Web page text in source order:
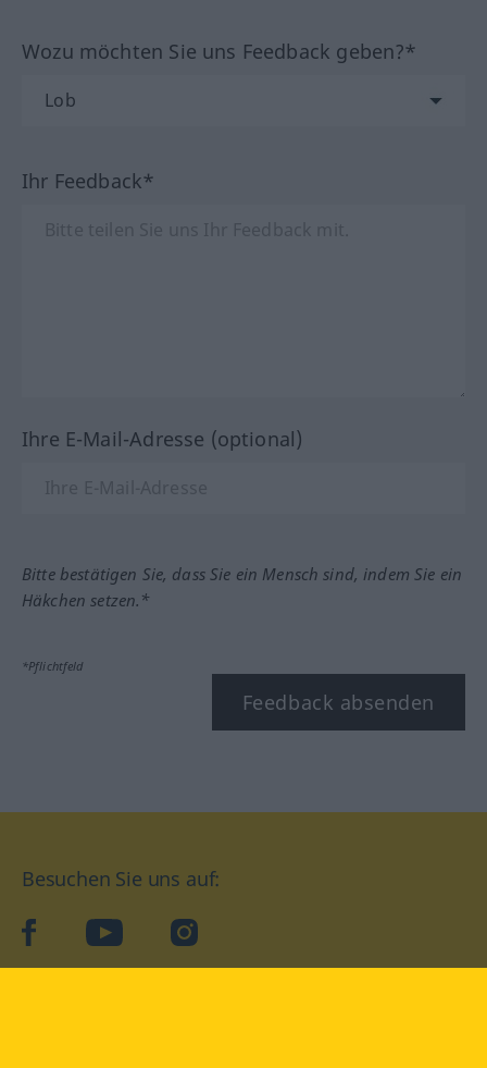
Wozu möchten Sie uns Feedback geben?*
Ihr Feedback*
Ihre E-Mail-Adresse (optional)
Bitte bestätigen Sie, dass Sie ein Mensch sind, indem Sie ein
Häkchen setzen.*
*Pflichtfeld
Feedback absenden
Besuchen Sie uns auf:
facebookYouTube Instagram